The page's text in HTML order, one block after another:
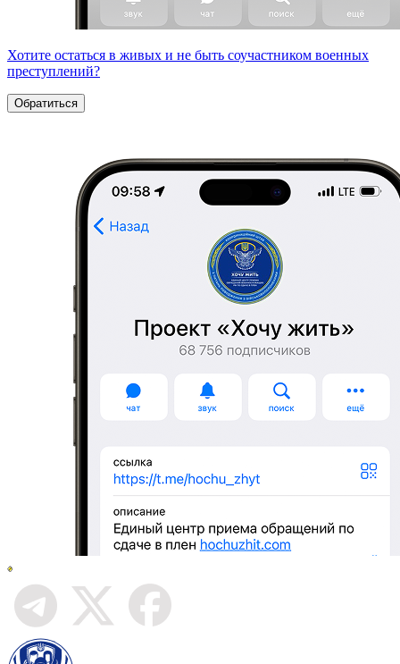
Хотите остаться в живых и не быть соучастником военных
преступлений?
Обратиться